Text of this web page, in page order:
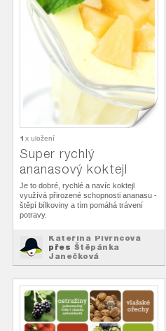
1 x uložení
Super rychlý
ananasový koktejl
Je to dobré, rychlé a navíc koktejl
využívá přirozené schopnosti ananasu -
štěpí bílkoviny a tím pomáhá trávení
potravy.
Kateřina Pivrncová
přes Štěpánka
Janečková
naRecepty